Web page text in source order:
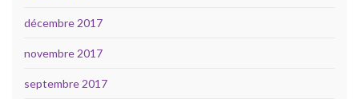
décembre 2017
novembre 2017
septembre 2017